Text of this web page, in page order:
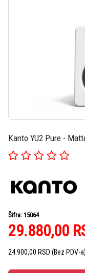
Kanto YU2 Pure -
Šifra: 15064
29.880,00
24.900,00 RSD (Bez PDV-a)